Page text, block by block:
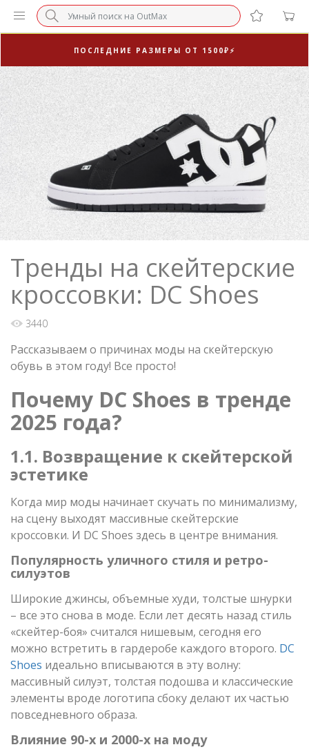
3-Я ПАРА В ПОДАРОК 🎁
ПОСЛЕДНИЕ РАЗМЕРЫ ОТ 1500₽⚡️
СУПЕРАКЦИЯ 🔥 2-Я ПАРА -50%
Тренды на скейтерские
кроссовки: DC Shoes
3440
Рассказываем о причинах моды на скейтерскую
обувь в этом году! Все просто!
Почему DC Shoes в тренде
2025 года?
1.1. Возвращение к скейтерской
эстетике
Когда мир моды начинает скучать по минимализму,
на сцену выходят массивные скейтерские
кроссовки. И DC Shoes здесь в центре внимания.
Популярность уличного стиля и ретро-
силуэтов
Широкие джинсы, объемные худи, толстые шнурки
– все это снова в моде. Если лет десять назад стиль
«скейтер-боя» считался нишевым, сегодня его
можно встретить в гардеробе каждого второго. DC
Shoes идеально вписываются в эту волну:
массивный силуэт, толстая подошва и классические
элементы вроде логотипа сбоку делают их частью
повседневного образа.
Влияние 90-х и 2000-х на моду